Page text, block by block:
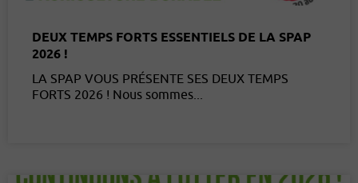
DEUX TEMPS FORTS ESSENTIELS DE LA SPAP
2026 !
LA SPAP VOUS PRÉSENTE SES DEUX TEMPS
FORTS 2026 ! Nous sommes...